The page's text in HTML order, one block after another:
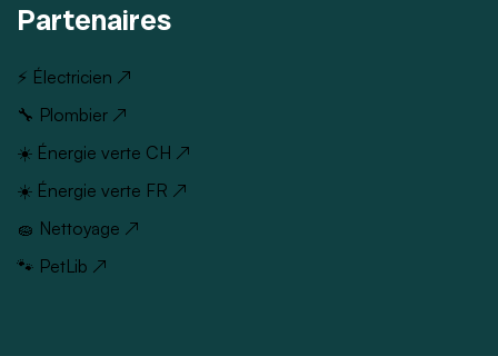
Partenaires
⚡ Électricien ↗
🔧 Plombier ↗
☀️ Énergie verte CH ↗
☀️ Énergie verte FR ↗
🧽 Nettoyage ↗
🐾 PetLib ↗